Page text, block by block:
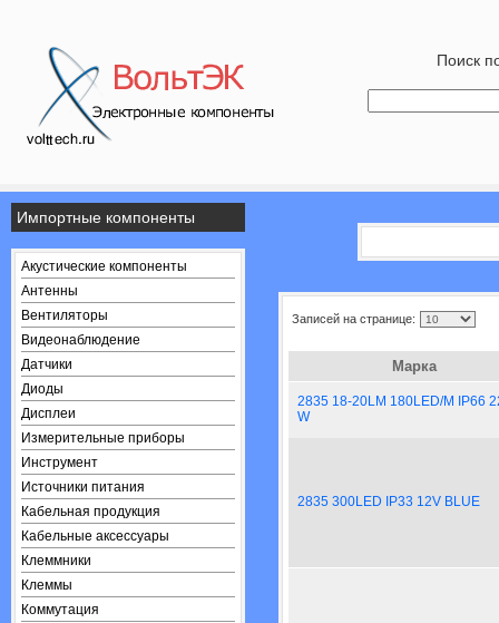
Поиск
Импортные компоненты
Акустические компоненты
Антенны
Вентиляторы
Видеонаблюдение
Датчики
Диоды
Дисплеи
Измерительные приборы
Инструмент
Источники питания
Кабельная продукция
Кабельные аксессуары
Клеммники
Клеммы
Коммутация
Записей на странице:
Марка
2835 18-20LM 180LED/M IP66
W
2835 300LED IP33 12V BLUE